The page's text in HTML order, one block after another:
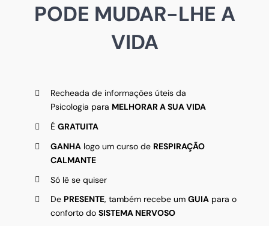
PODE MUDAR-LHE A
VIDA
Recheada de informações úteis da
Psicologia para MELHORAR A SUA VIDA
É GRATUITA
GANHAlogo um curso de RESPIRAÇÃO
CALMANTE
Só lê se quiser
De PRESENTE, também recebe um GUIApara o
conforto do SISTEMA NERVOSO